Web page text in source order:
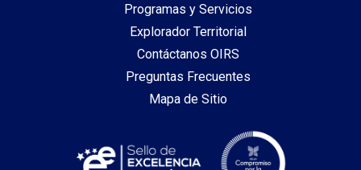
Programas y Servicios
Explorador Territorial
Contáctanos OIRS
Preguntas Frecuentes
Mapa de Sitio